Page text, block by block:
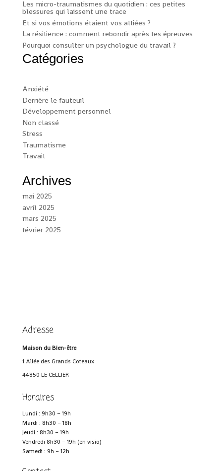
Les micro-traumatismes du quotidien : ces petites
blessures qui laissent une trace
Et si vos émotions étaient vos alliées ?
La résilience : comment rebondir après les épreuves
Pourquoi consulter un psychologue du travail ?
Catégories
Anxiété
Derrière le fauteuil
Développement personnel
Non classé
Stress
Traumatisme
Travail
Archives
mai 2025
avril 2025
mars 2025
février 2025
Adresse
Maison du Bien-être
1 Allée des Grands Coteaux
44850 LE CELLIER
Horaires
Lundi : 9h30 – 19h
Mardi : 8h30 – 18h
Jeudi : 8h30 – 19h
Vendredi 8h30 – 19h (en visio)
Samedi : 9h – 12h